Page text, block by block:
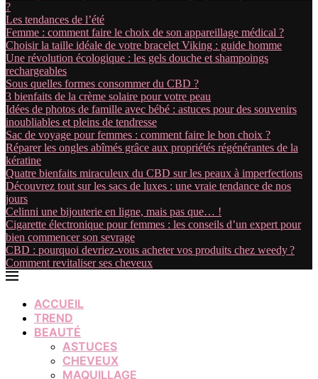
?
Les tendances de l’été
Femme : comment faire le choix de son appareillage médical ?
Choisir la taille idéale de votre bracelet Viking : guide homme
Une révolution écologique : les gels douche et shampoings
rechargeables
Sous quelles formes consommer du CBD ?
3 bienfaits de la crème solaire pour votre peau
Idées de photos de famille avec bébé : astuces pour des souvenirs
inoubliables et pleins de tendresse
Sac de voyage pour femmes : comment faire le bon choix ?
Réparer les ongles abîmés grâce aux propriétés régénérantes de la
kératine
Quatre bienfaits miraculeux du CBD sur les peaux à imperfections
Découvrez tout sur les sacs de luxes : une vraie tendance de nos
jours
Celinni une bijouterie en ligne, mais pas que… !
Cigarette électronique pour femmes : les conseils d’un expert pour
bien commencer son sevrage
CBD : pourquoi devriez-vous acheter vos produits chez weedy ?
Comment revitaliser ses cheveux
ACCUEIL
TREND
BEAUTÉ
ASTUCES
CHEVEUX
MAQUILLAGE